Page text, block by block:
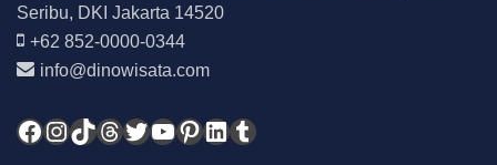
Seribu, DKI Jakarta 14520
+62 852-0000-0344
info@dinowisata.com
Facebook
Instagram
TikTok
Threads
Twitter
YouTube
Pinterest
LinkedIn
Tumblr